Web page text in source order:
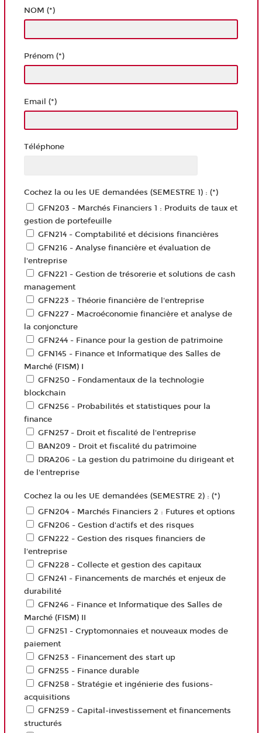
NOM (*)
Prénom (*)
Email (*)
Téléphone
Cochez la ou les UE demandées (SEMESTRE 1) : (*)
GFN203 - Marchés Financiers 1 : Produits de taux et
gestion de portefeuille
GFN214 - Comptabilité et décisions financières
GFN216 - Analyse financière et évaluation de
l'entreprise
GFN221 - Gestion de trésorerie et solutions de cash
management
GFN223 - Théorie financière de l'entreprise
GFN227 - Macroéconomie financière et analyse de
la conjoncture
GFN244 - Finance pour la gestion de patrimoine
GFN145 - Finance et Informatique des Salles de
Marché (FISM) I
GFN250 - Fondamentaux de la technologie
blockchain
GFN256 - Probabilités et statistiques pour la
finance
GFN257 - Droit et fiscalité de l'entreprise
BAN209 - Droit et fiscalité du patrimoine
DRA206 - La gestion du patrimoine du dirigeant et
de l'entreprise
Cochez la ou les UE demandées (SEMESTRE 2) : (*)
GFN204 - Marchés Financiers 2 : Futures et options
GFN206 - Gestion d'actifs et des risques
GFN222 - Gestion des risques financiers de
l'entreprise
GFN228 - Collecte et gestion des capitaux
GFN241 - Financements de marchés et enjeux de
durabilité
GFN246 - Finance et Informatique des Salles de
Marché (FISM) II
GFN251 - Cryptomonnaies et nouveaux modes de
paiement
GFN253 - Financement des start up
GFN255 - Finance durable
GFN258 - Stratégie et ingénierie des fusions-
acquisitions
GFN259 - Capital-investissement et financements
structurés